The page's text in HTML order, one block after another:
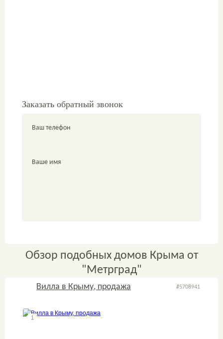
Заказать обратный звонок
Ваш телефон
Ваше имя
Обзор подобных домов Крыма от
"Метрград"
#5708941
Вилла в Крыму, продажа
1